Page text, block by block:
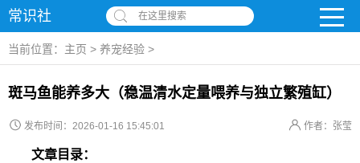
常识社 在这里搜索
当前位置： 主页 > 养宠经验 >
斑马鱼能养多大（稳温清水定量喂养与独立繁殖缸）
发布时间：2026-01-16 15:45:01 作者：张莹
文章目录：